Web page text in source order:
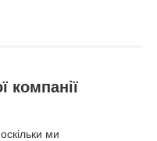
компанії
ми